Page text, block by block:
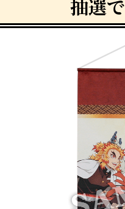
抽選で